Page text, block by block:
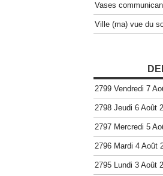
Vases
Ville (ma) vue du
2799 Vendredi 7
2798 Jeudi 6 Août
2797 Mercredi 5
2796 Mardi 4 Août
2795 Lundi 3 Août